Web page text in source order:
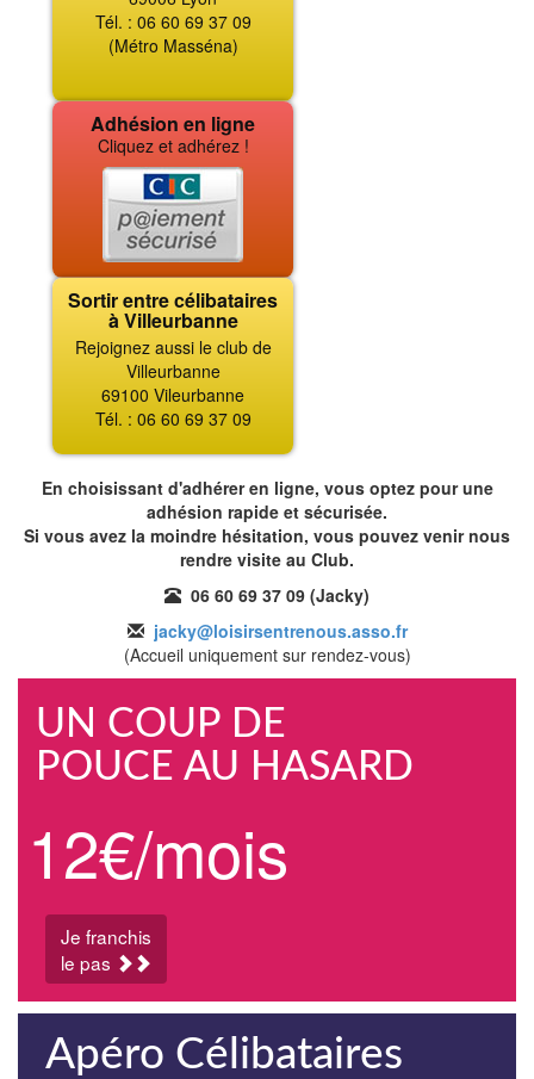
Tél. : 06 60 69 37 09
(Métro Masséna)
Adhésion en ligne
Cliquez et adhérez !
Sortir entre célibataires
à Villeurbanne
Rejoignez aussi le club de
Villeurbanne
69100 Vileurbanne
Tél. : 06 60 69 37 09
En choisissant d'adhérer en ligne, vous optez pour une
adhésion rapide et sécurisée.
Si vous avez la moindre hésitation, vous pouvez venir nous
rendre visite au Club.
06 60 69 37 09 (Jacky)
jacky@loisirsentrenous.asso.fr
(Accueil uniquement sur rendez-vous)
UN COUP DE
POUCE AU HASARD
12€/mois
Je franchis
le pas
Apéro Célibataires